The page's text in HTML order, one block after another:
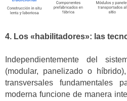
4. Los «habilitadores»: las
Independientemente del
(modular, panelizado o
transversales fundamentales
moderna funcione de manera